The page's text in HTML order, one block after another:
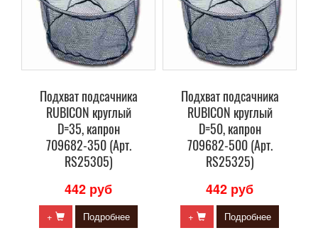
Подхват подсачника
RUBICON круглый
D=35, капрон
709682-350 (Арт.
RS25305)
442 руб
+ Подробнее
Подхват подсачника
RUBICON круглый
D=50, капрон
709682-500 (Арт.
RS25325)
442 руб
+ Подробнее